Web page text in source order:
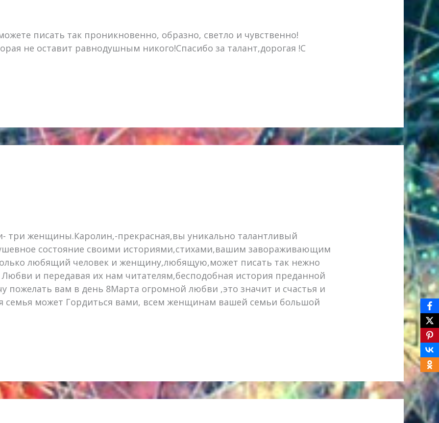
писать так проникновенно, образно, светло и чувственно!
не оставит равнодушным никого!Спасибо за талант,дорогая !С
три женщины.Каролин,-прекрасная,вы уникально талантливый
состояние своими историями,стихами,вашим завораживающим
любящий человек и женщину,любящую,может писать так нежно
и передавая их нам читателям,бесподобная история преданной
пожелать вам в день 8Марта огромной любви ,это значит и счастья и
семья может Гордиться вами, всем женщинам вашей семьи большой